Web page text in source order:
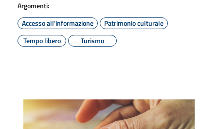
Argomenti:
Accesso all'informazione
Patrimonio culturale
Tempo libero
Turismo